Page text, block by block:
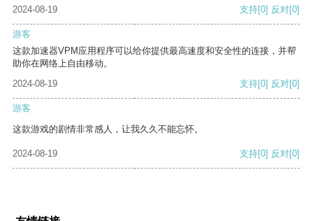
2024-08-19 支持[0] 反对[0]
游客
这款加速器VPM应用程序可以给你提供最高速度和安全性的连接，并帮
助你在网络上自由移动。
2024-08-19
支持[0] 反对[0]
游客
这款游戏的剧情非常感人，让我久久不能忘怀。
2024-08-19 支持[0] 反对[0]